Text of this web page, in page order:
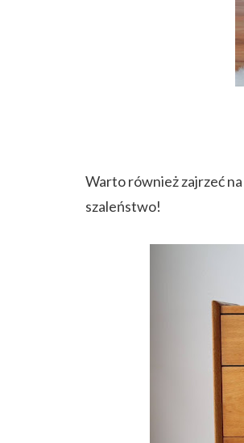
Warto również zajrzeć na
szaleństwo!